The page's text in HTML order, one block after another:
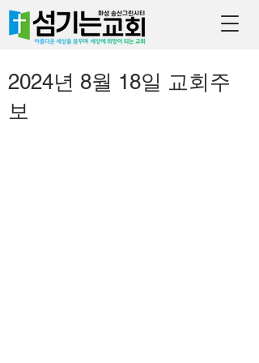
2024년 8월 18일 교회주
보